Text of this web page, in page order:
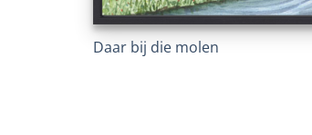
Daar bij die molen